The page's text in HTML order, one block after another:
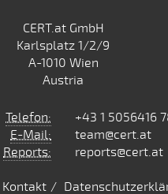
CERT.at GmbH
Karlsplatz 1/2/9
A-1010 Wien
Austria
Telefon:
+43 1 5056416
E-Mail:
team@cert.at
Reports:
reports@cert.at
Kontakt